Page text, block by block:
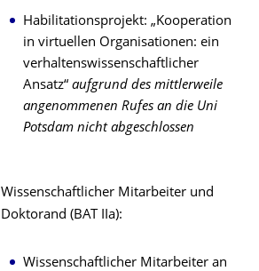
Habilitationsprojekt: „Kooperation
in virtuellen Organisationen: ein
verhaltenswissenschaftlicher
Ansatz“ aufgrund des mittlerweile
angenommenen Rufes an die Uni
Potsdam nicht abgeschlossen
Wissenschaftlicher Mitarbeiter und
Doktorand (BAT IIa):
Wissenschaftlicher Mitarbeiter an